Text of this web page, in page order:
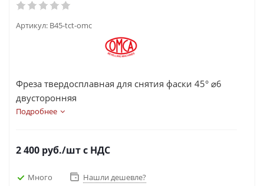
Артикул: B45-tct-omc
Фреза твердосплавная для снятия фаски 45° ⌀6
двусторонняя
Подробнее
2 400 руб./штс НДС
Много Нашли дешевле?